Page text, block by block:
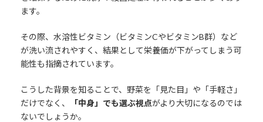
ます。
その際、水溶性ビタミン（ビタミンCやビタミンB群）など
が洗い流されやすく、結果として栄養価が下がってしまう可
能性も指摘されています。
こうした背景を知ることで、野菜を「見た目」や「手軽さ」
だけでなく、
「中身」でも選ぶ視点がより大切になるのでは
ないでしょうか。